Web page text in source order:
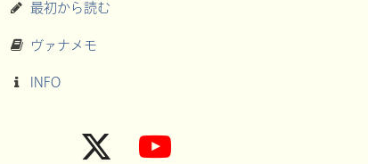
最初から読む
ヴァナメモ
INFO